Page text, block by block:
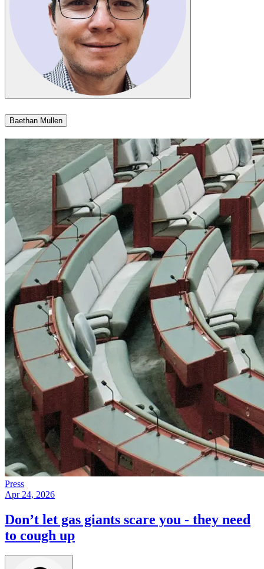
Baethan Mullen​​​​‌ ‍ ​‍​‍‌‍ ‌ ​‍‌‍‍‌‌‍‌ ‌‍‍‌‌‍ ‍​‍​‍​ ‍‍​‍​‍‌ ​ ‌‍​‌‌‍ ‍‌‍‍‌‌ ‌​‌ ‍‌​‍ ‍‌‍‍‌‌‍ ​‍​‍​‍ ​​‍​‍‌‍‍​‌ ​‍‌‍‌‌‌‍‌‍​‍​‍​ ‍‍​‍​‍‌‍‍​‌ ‌​‌ ‌​‌ ​​​ ‍‍​‍ ​‍ ‌‍ ​‌‍ ‌‍​ ‌‍​‌‌‍ ​‌‍‍​‌‍ ‌ ​ ‌ ‌​​ ‍‍​ ​ ​ ​ ​ ​ ​ ​ ​‍ ‌‍‍‌‌‍ ‍‌ ‌​‌‍‌‌‌‍ ‍‌ ‌​​‍ ‌‍‌‌‌‍‌​‌‍‍‌‌ ‌​​‍ ‌‍ ‌‌‍ ‌‍‌​‌‍‌‌​ ‌‌ ​​‌ ​‍‌‍‌‌‌ ​ ‌‍‌‌‌‍ ‍‌ ‌​‌‍​‌‌ ‌​‌‍‍‌‌‍ ‌‍ ‍​ ‍ ‌‍‍‌‌‍‌​​ ‌​ ​‍‌‍​‍​ ‌​​ ​‌​ ​‍‌‍​‍‌‍​‌‌‍​‌​‍ ‌​ ‍​​ ​​​ ‍‌​ ​‍​‍ ‌​ ‌​‌‍​‍​ ‍​​ ‌ ​‍ ‌‌‍​‍‌‍‌​‌‍‌‌​ ‌‌​‍ ‌​ ​ ‌‍‌​‌‍​‌​ ‌​​ ‌‌​ ​‍​ ‍​​ ‍‌​ ‍‌​ ​ ​ ​ ​ ‍‌​ ‍ ‌ ‌​‌ ‍‌‌ ​​‌‍‌‌​ ‌‌‍​‌‌ ‌‌‌ ‌​‌‍‍​‌‍ ‌ ​‍​ ‍ ‌ ​​‌‍​‌‌ ‌​‌‍‍​​ ‌‌‍ ‍‌‍​‌‌‍ ‌‌‍‌‌​ ‌‍​‍‌‍​‌‌ ​ ‌‍‌‌‌‌‌‌‌ ​‍‌‍ ​​ ‌‌‍‍​‌ ‌​‌ ‌​‌ ​​​‍‌‌​ ​ ‌​​‌​‍‌‌​ ​‍‌​‌‍​‍‌‌​ ​‍‌​‌‍‌‍ ​‌‍ ‌‍​ ‌‍​‌‌‍ ​‌‍‍​‌‍ ‌ ​ ‌ ‌​​‍‌‌​ ​ ‌​​‌​ ​ ​ ​ ​ ​ ​ ​ ​‍‌‍‌‍‍‌‌‍‌​​ ‌​ ​‍‌‍​‍​ ‌​​ ​‌​ ​‍‌‍​‍‌‍​‌‌‍​‌​‍ ‌​ ‍​​ ​​​ ‍‌​ ​‍​‍ ‌​ ‌​‌‍​‍​ ‍​​ ‌ ​‍ ‌‌‍​‍‌‍‌​‌‍‌‌​ ‌‌​‍ ‌​ ​ ‌‍‌​‌‍​‌​ ‌​​ ‌‌​ ​‍​ ‍​​ ‍‌​ ‍‌​ ​ ​ ​ ​ ‍‌​‍‌‍‌ ‌​‌ ‍‌‌ ​​‌‍‌‌​ ‌‌‍​‌‌ ‌‌‌ ‌​‌‍‍​‌‍ ‌ ​‍​‍‌‍‌ ​​‌‍​‌‌ ‌​‌‍‍​​ ‌‌‍ ‍‌‍​‌‌‍ ‌‌‍‌‌​‍‌‍‌ ​​‌‍‌‌‌ ​‍‌ ​ ‌ ​​‌‍‌‌‌‍​ ‌ ‌​‌‍‍‌‌ ‌‍‌‍‌‌​ ‌‌ ​​‌ ‌‌‌‍​‍‌‍ ​‌‍‍‌‌ ​ ‌‍‍​‌‍‌‌‌‍‌​​‍​‍‌ ‌
Press
Apr 24, 2026
Don’t let gas giants scare you - they need
to cough up​​​​‌ ‍ ​‍​‍‌‍ ‌ ​‍‌‍‍‌‌‍‌ ‌‍‍‌‌‍ ‍​‍​‍​ ‍‍​‍​‍‌ ​ ‌‍​‌‌‍ ‍‌‍‍‌‌ ‌​‌ ‍‌​‍ ‍‌‍‍‌‌‍ ​‍​‍​‍ ​​‍​‍‌‍‍​‌ ​‍‌‍‌‌‌‍‌‍​‍​‍​ ‍‍​‍​‍‌‍‍​‌ ‌​‌ ‌​‌ ​​​ ‍‍​‍ ​‍ ‌‍ ​‌‍ ‌‍​ ‌‍​‌‌‍ ​‌‍‍​‌‍ ‌ ​ ‌ ‌​​ ‍‍​ ​ ​ ​ ​ ​ ​ ​ ​‍ ‌‍‍‌‌‍ ‍‌ ‌​‌‍‌‌‌‍ ‍‌ ‌​​‍ ‌‍‌‌‌‍‌​‌‍‍‌‌ ‌​​‍ ‌‍ ‌‌‍ ‌‍‌​‌‍‌‌​ ‌‌ ​​‌ ​‍‌‍‌‌‌ ​ ‌‍‌‌‌‍ ‍‌ ‌​‌‍​‌‌ ‌​‌‍‍‌‌‍ ‌‍ ‍​ ‍ ‌‍‍‌‌‍‌​​ ‌​ ‍‌‌‍‌‌​ ​ ‌‍‌​​ ​​​ ​‍‌‍​‍​ ‍‌​‍ ‌​ ‌ ‌‍‌​​ ‌ ‌‍​‌​‍ ‌​ ‌​‌‍​‍​ ‌ ​ ‍‌​‍ ‌‌‍​‌​ ​ ‌‍‌‍‌‍‌‌​‍ ‌‌‍​ ‌‍‌‌‌‍‌‍‌‍​‍‌‍‌‌​ ‍‌​ ​​​ ‍‌​ ‌‍‌‍​ ​ ‍​​ ‌‌​ ‍ ‌ ‌​‌ ‍‌‌ ​​‌‍‌‌​ ‌‌‍ ‍‌‍‌‌‌ ‌ ‌ ​ ​ ‍ ‌ ​​‌‍​‌‌ ‌​‌‍‍​​ ‌‌ ‌​‌‍‍‌‌ ‌​‌‍ ​‌‍‌‌​ ‌‍​‍‌‍​‌‌ ​ ‌‍‌‌‌‌‌‌‌ ​‍‌‍ ​​ ‌‌‍‍​‌ ‌​‌ ‌​‌ ​​​‍‌‌​ ​ ‌​​‌​‍‌‌​ ​‍‌​‌‍​‍‌‌​ ​‍‌​‌‍‌‍ ​‌‍ ‌‍​ ‌‍​‌‌‍ ​‌‍‍​‌‍ ‌ ​ ‌ ‌​​‍‌‌​ ​ ‌​​‌​ ​ ​ ​ ​ ​ ​ ​ ​‍‌‍‌‍‍‌‌‍‌​​ ‌​ ‍‌‌‍‌‌​ ​ ‌‍‌​​ ​​​ ​‍‌‍​‍​ ‍‌​‍ ‌​ ‌ ‌‍‌​​ ‌ ‌‍​‌​‍ ‌​ ‌​‌‍​‍​ ‌ ​ ‍‌​‍ ‌‌‍​‌​ ​ ‌‍‌‍‌‍‌‌​‍ ‌‌‍​ ‌‍‌‌‌‍‌‍‌‍​‍‌‍‌‌​ ‍‌​ ​​​ ‍‌​ ‌‍‌‍​ ​ ‍​​ ‌‌​‍‌‍‌ ‌​‌ ‍‌‌ ​​‌‍‌‌​ ‌‌‍ ‍‌‍‌‌‌ ‌ ‌ ​ ​‍‌‍‌ ​​‌‍​‌‌ ‌​‌‍‍​​ ‌‌ ‌​‌‍‍‌‌ ‌​‌‍ ​‌‍‌‌​‍‌‍‌ ​​‌‍‌‌‌ ​‍‌ ​ ‌ ​​‌‍‌‌‌‍​ ‌ ‌​‌‍‍‌‌ ‌‍‌‍‌‌​ ‌‌ ​​‌ ‌‌‌‍​‍‌‍ ​‌‍‍‌‌ ​ ‌‍‍​‌‍‌‌‌‍‌​​‍​‍‌ ‌